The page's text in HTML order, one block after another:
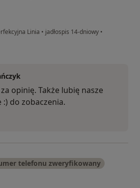
Linia • jadłospis 14-dniowy •
opinię. Także lubię nasze
do zobaczenia.
telefonu zweryfikowany